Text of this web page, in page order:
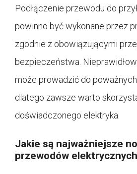
Podłączenie przewodu do
powinno być wykonane przez
zgodnie z obowiązującymi
bezpieczeństwa.
może prowadzić do
dlatego zawsze warto
doświadczonego elektryka.
Jakie są najważniejsze
przewodów